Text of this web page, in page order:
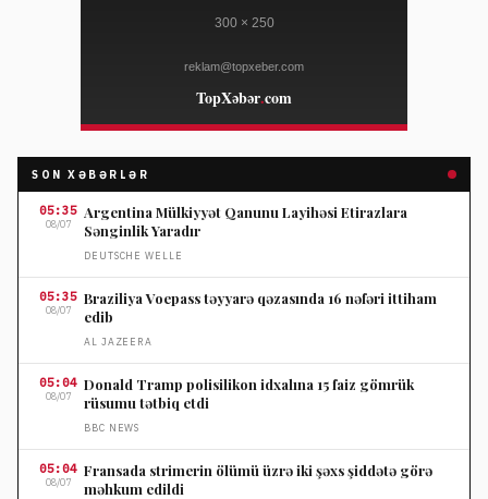
SON XƏBƏRLƏR
05:35
08/07
Argentina Mülkiyyət Qanunu Layihəsi Etirazlara
Sənginlik Yaradır
DEUTSCHE WELLE
05:35
08/07
Braziliya Voepass təyyarə qəzasında 16 nəfəri ittiham
edib
AL JAZEERA
05:04
08/07
Donald Tramp polisilikon idxalına 15 faiz gömrük
rüsumu tətbiq etdi
BBC NEWS
05:04
08/07
Fransada strimerin ölümü üzrə iki şəxs şiddətə görə
məhkum edildi